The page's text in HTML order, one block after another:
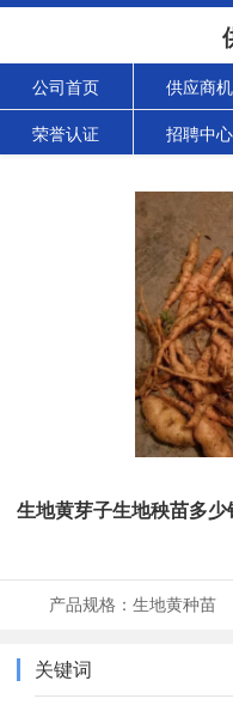
公司首页 供应商机
荣誉认证 招聘中心
生地黄芽子生地秧苗多少
产品规格： 生地黄种苗
关键词